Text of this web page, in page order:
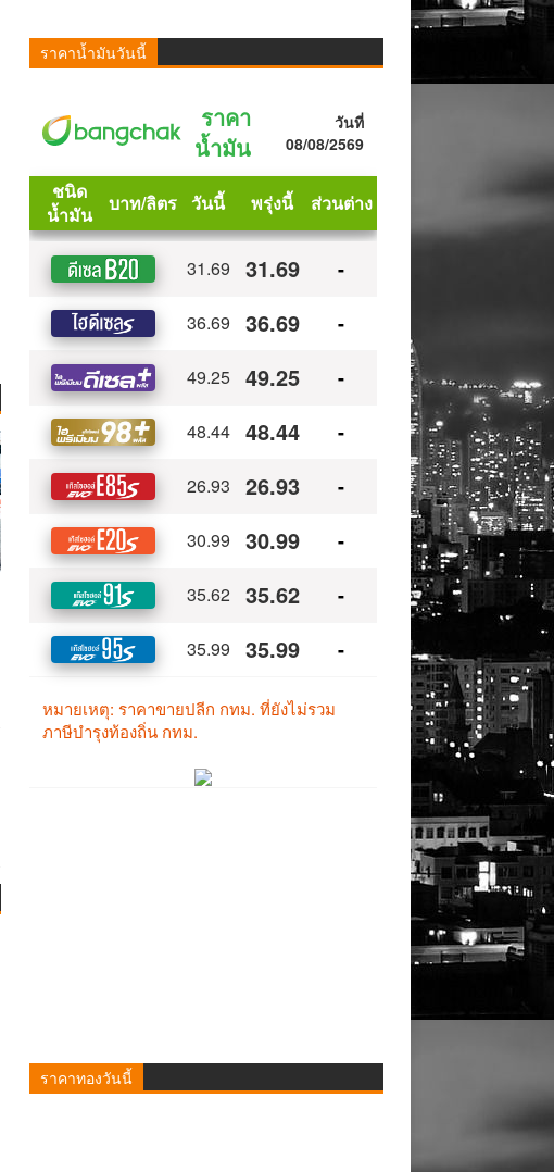
ราคาน้ำมันวันนี้
ราคาทองวันนี้